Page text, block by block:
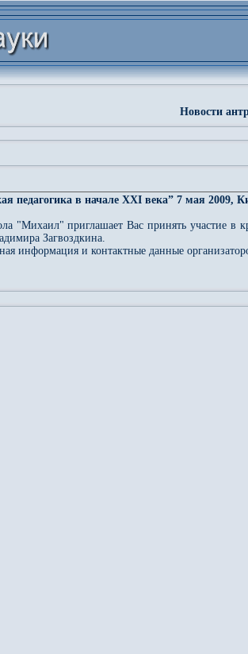
Новости
педагогика в начале ХХІ века” 7 мая 2009,
"Михаил" приглашает Вас принять участие в
Загвоздкина.
информация и контактные данные